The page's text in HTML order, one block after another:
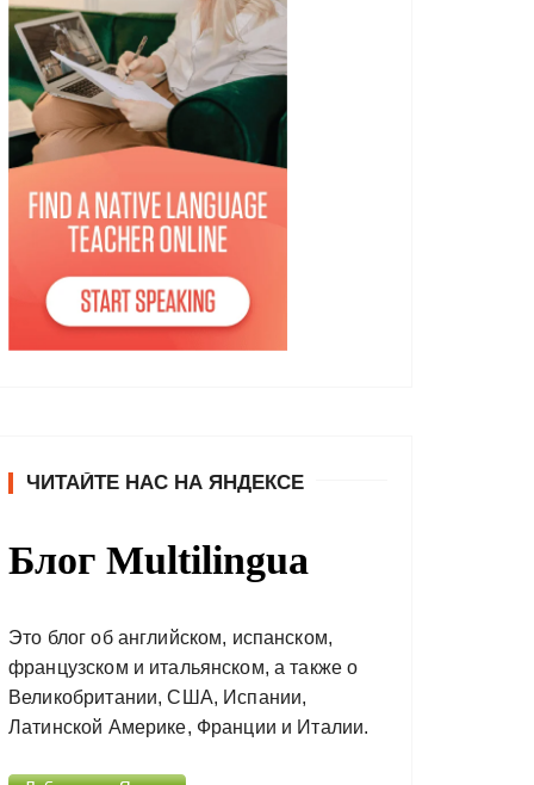
ЧИТАЙТЕ НАС НА ЯНДЕКСЕ
Блог Multilingua
Это блог об английском, испанском,
французском и итальянском, а также о
Великобритании, США, Испании,
Латинской Америке, Франции и Италии.